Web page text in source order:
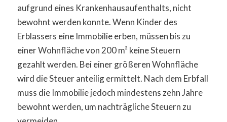
aufgrund eines Krankenhausaufenthalts, nicht
bewohnt werden konnte. Wenn Kinder des
Erblassers eine Immobilie erben, müssen bis zu
einer Wohnfläche von 200 m² keine Steuern
gezahlt werden. Bei einer größeren Wohnfläche
wird die Steuer anteilig ermittelt. Nach dem Erbfall
muss die Immobilie jedoch mindestens zehn Jahre
bewohnt werden, um nachträgliche Steuern zu